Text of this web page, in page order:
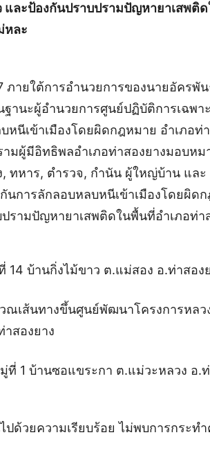
และป้องกันปราบปรามปัญหายาเสพติ
หละ
ภายใต้การอำนวยการของนายอัครพั
ฐานะผู้อำนวยการศูนย์ปฏิบัติการเฉพ
หนีเข้าเมืองโดยผิดกฎหมาย อำเภอท่
าม​ผู้​มีอิทธิพล​​อำเภอ​ท่าสองยาง​มอบห
ทหาร, ตำรวจ, กำนัน ผู้ใหญ่บ้าน แล
นการลักลอบหลบหนีเข้าเมืองโดยผิด
รามปัญหายาเสพติดในพื้นที่อำเภอท่
14 บ้านกิ่งไม้ขาว ต.แม่สอง อ.ท่าสอง
ณเส้นทางขึ้นศูนย์พัฒนาโครงการหล
สองยาง
1 บ้านซอแขระกา ต.แม่วะหลวง อ.ท่
ปด้วยความเรียบร้อย ไม่พบการกระท